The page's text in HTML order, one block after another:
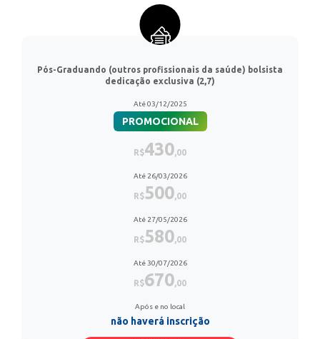
Pós-Graduando (outros profissionais da saúde) bolsista
dedicação exclusiva (2,7)
Até 03/12/2025
PROMOCIONAL
R$430,00
Até 26/03/2026
R$500,00
Até 27/05/2026
R$580,00
Até 30/07/2026
R$670,00
Após e no local
não haverá inscrição